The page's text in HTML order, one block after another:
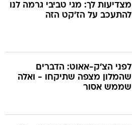
מצדיעות לך: מגי טביבי גרמה לנו
להתעכב על הז'קט הזה
לפני הצ'ק-אאוט: הדברים
שהמלון מצפה שתיקחו - ואלה
שממש אסור